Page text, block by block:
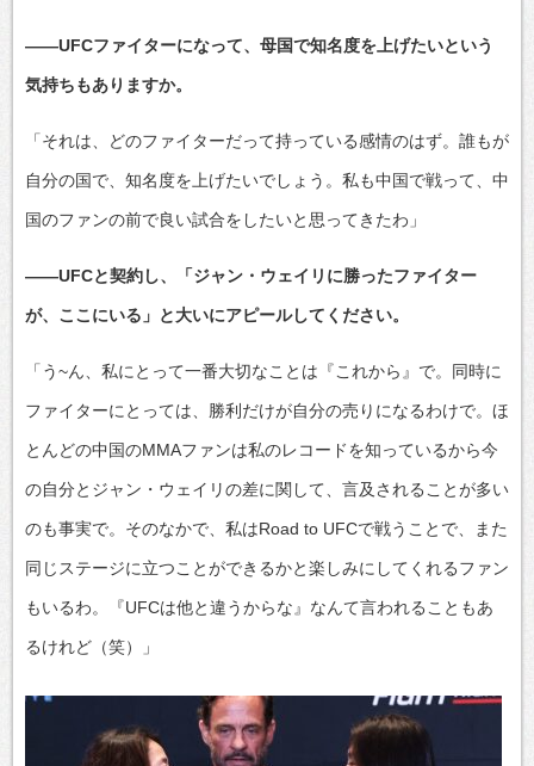
――UFCファイターになって、母国で知名度を上げたいという
気持ちもありますか。
「それは、どのファイターだって持っている感情のはず。誰もが
自分の国で、知名度を上げたいでしょう。私も中国で戦って、中
国のファンの前で良い試合をしたいと思ってきたわ」
――UFCと契約し、「ジャン・ウェイリに勝ったファイター
が、ここにいる」と大いにアピールしてください。
「う~ん、私にとって一番大切なことは『これから』で。同時に
ファイターにとっては、勝利だけが自分の売りになるわけで。ほ
とんどの中国のMMAファンは私のレコードを知っているから今
の自分とジャン・ウェイリの差に関して、言及されることが多い
のも事実で。そのなかで、私はRoad to UFCで戦うことで、また
同じステージに立つことができるかと楽しみにしてくれるファン
もいるわ。『UFCは他と違うからな』なんて言われることもあ
るけれど（笑）」